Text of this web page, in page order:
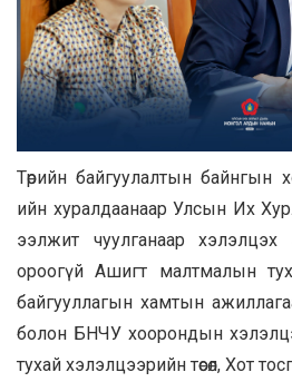
Төрийн байгуулалтын
ийн хуралдаанаар Улсын Их
ээлжит чуулганаар хэлэлцэх
ороогүй Ашигт малтмалын
байгууллагын хамтын
болон БНЧУ хоорондын
тухай хэлэлцээрийн төсөл, Хот